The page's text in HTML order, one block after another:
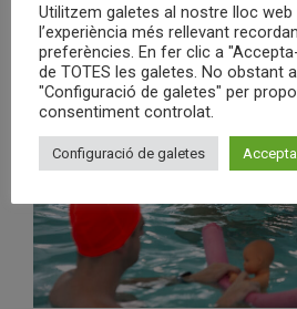
Utilitzem galetes al nostre lloc
l’experiència més rellevant
preferències. En fer clic a
de TOTES les galetes. No obstant
"Configuració de galetes" per
consentiment controlat.
Configuració de galetes